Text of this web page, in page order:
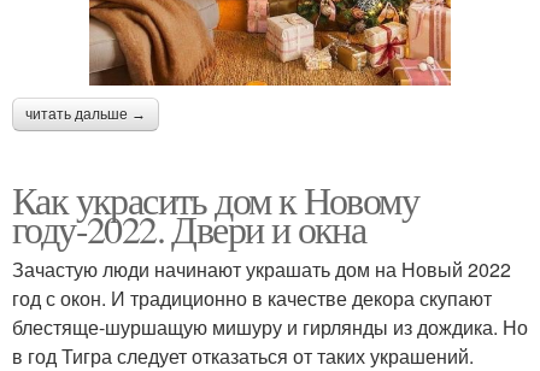
читать дальше →
Как украсить дом к Новому
году-2022. Двери и окна
Зачастую люди начинают украшать дом на Новый 2022
год с окон. И традиционно в качестве декора скупают
блестяще-шуршащую мишуру и гирлянды из дождика. Но
в год Тигра следует отказаться от таких украшений.